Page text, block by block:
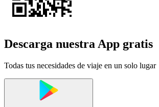
Descarga nuestra App gratis
Todas tus necesidades de viaje en un solo lugar